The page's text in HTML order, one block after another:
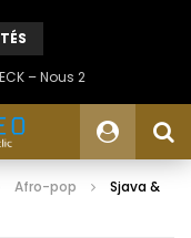
– Nous 2
Afro-pop
Sjava &